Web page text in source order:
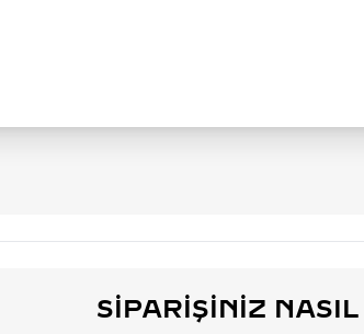
SIPARIŞINIZ